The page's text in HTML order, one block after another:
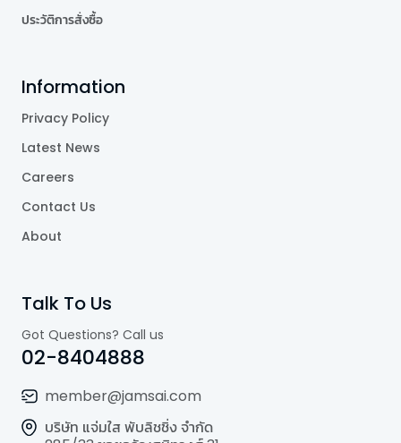
ประวัติการสั่งซื้อ
Information
Privacy Policy
Latest News
Careers
Contact Us
About
Talk To Us
Got Questions? Call us
02-8404888
member@jamsai.com
บริษัท แจ่มใส พับลิชชิ่ง จำกัด